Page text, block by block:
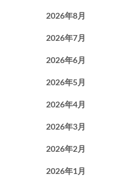
2026年8月
2026年7月
2026年6月
2026年5月
2026年4月
2026年3月
2026年2月
2026年1月